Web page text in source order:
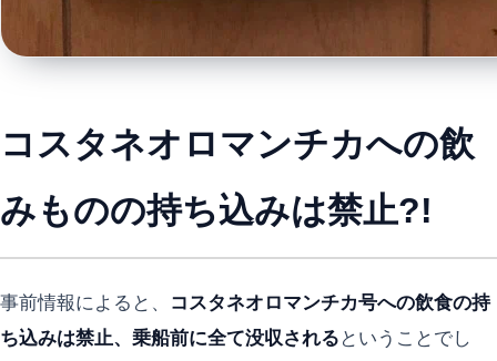
コスタネオロマンチカへの飲
みものの持ち込みは禁止?!
事前情報によると、
コスタネオロマンチカ号への飲食の持
ち込みは禁止、乗船前に全て没収される ということでし